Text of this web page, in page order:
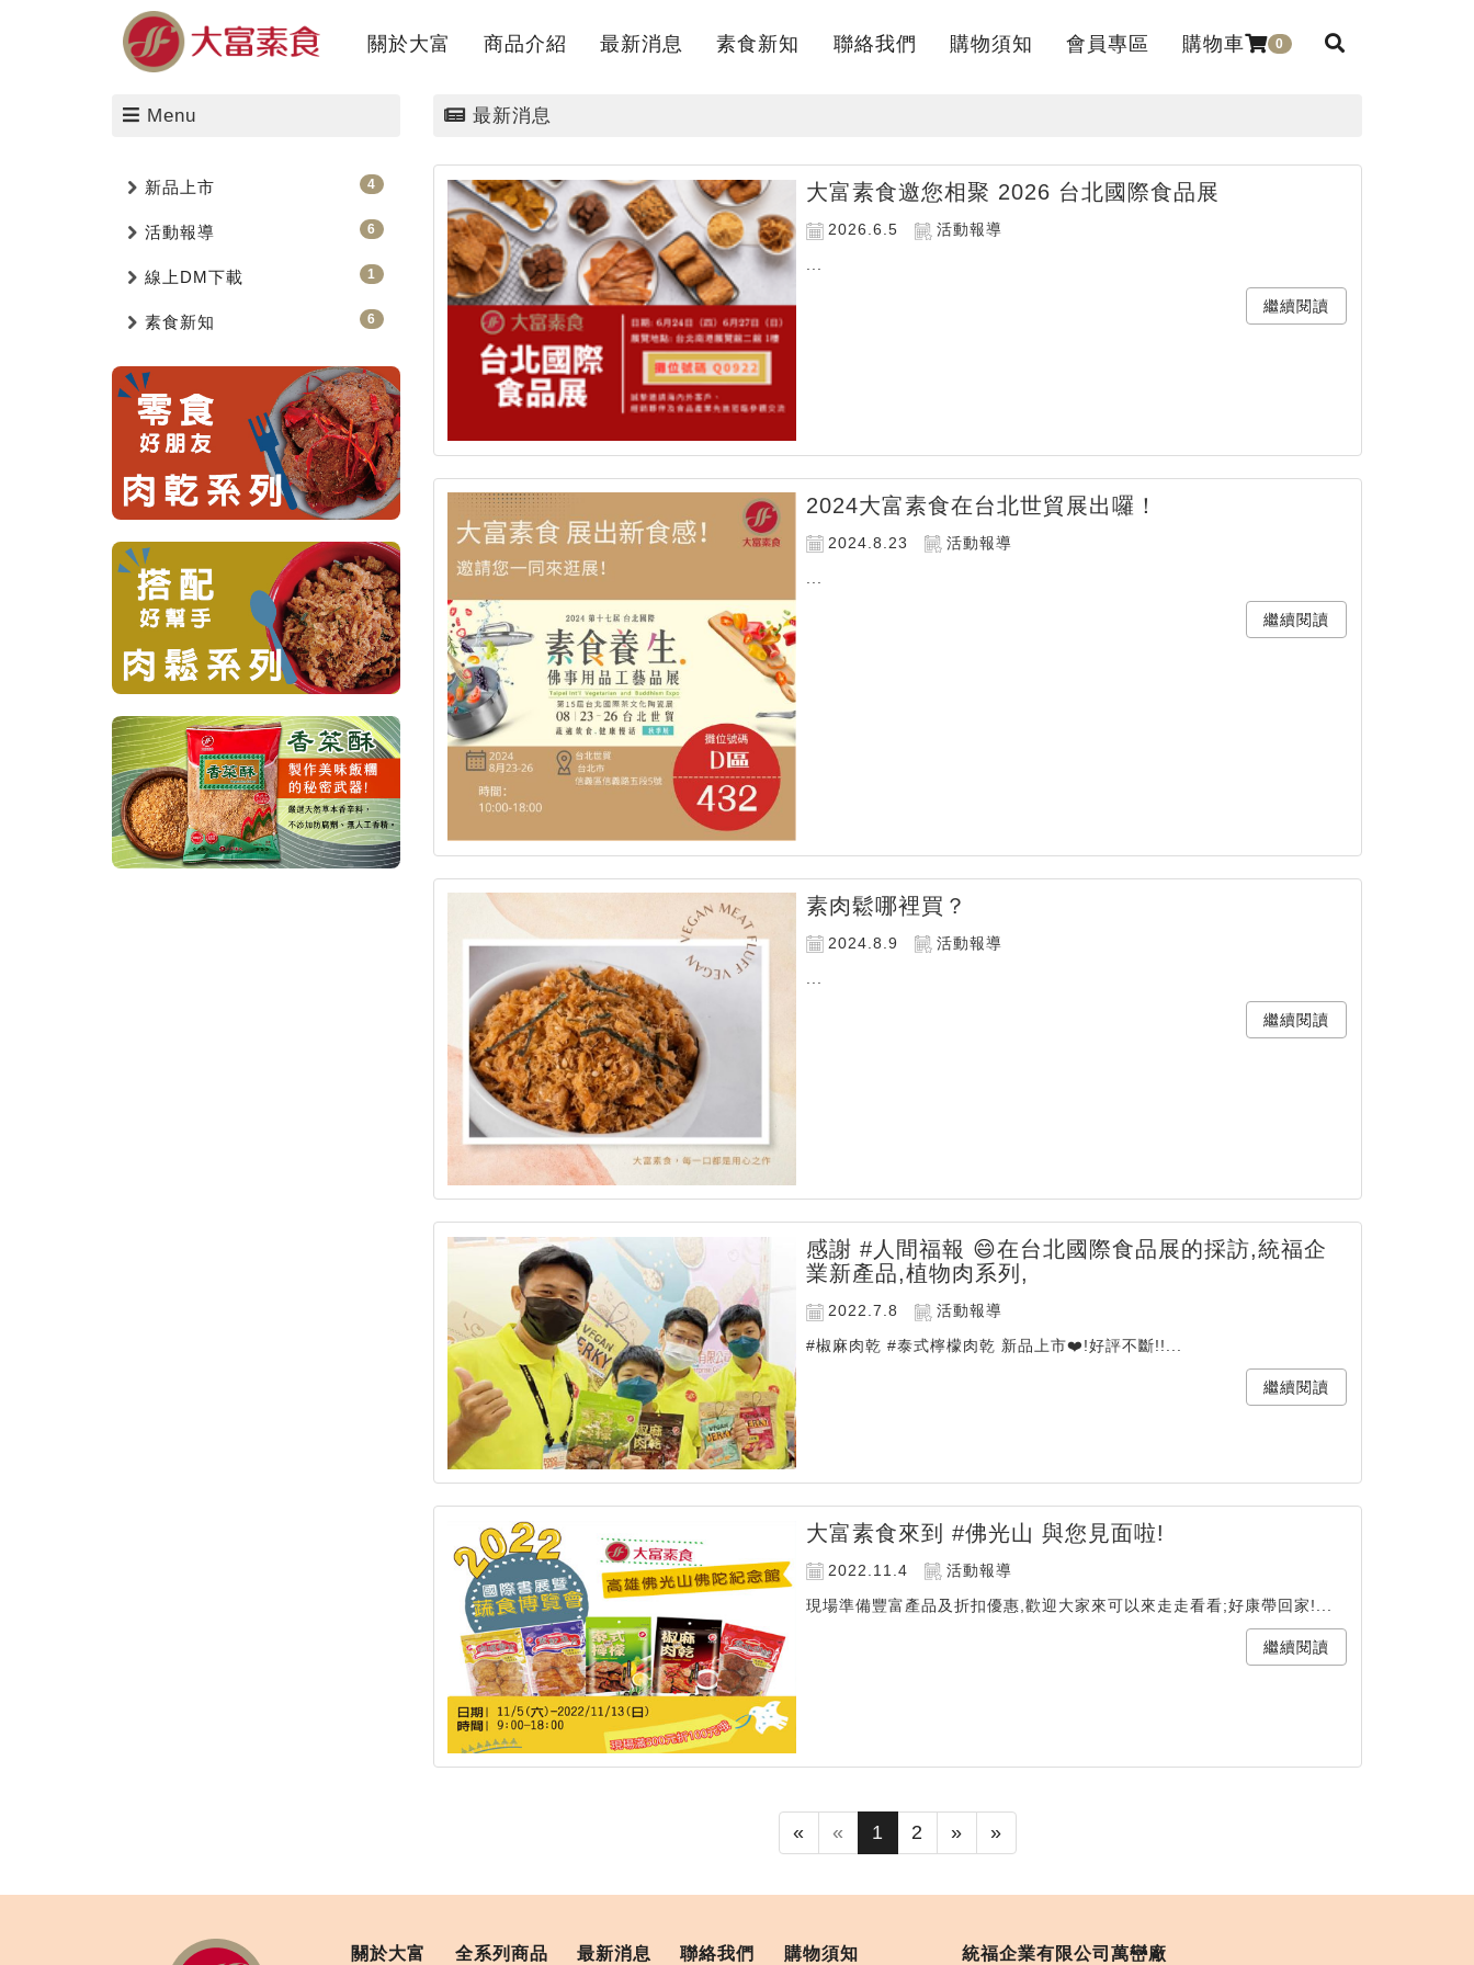
關於大富 商品介紹 最新消息 素食新知 聯絡我們 購物須知 會員專區 購物車 0
Menu
新品上市 4
活動報導 6
線上DM下載 1
素食新知 6
最新消息
大富素食邀您相聚 2026 台北國際食品展
2026.6.5
活動報導
...
繼續閱讀
2024大富素食在台北世貿展出囉！
2024.8.23
活動報導
繼續閱讀
素肉鬆哪裡買？
2024.8.9
活動報導
繼續閱讀
感謝 #人間福報 😄在台北國際食品展的採訪,統福企
業新產品,植物肉系列,
2022.7.8
活動報導
#椒麻肉乾 #泰式檸檬肉乾 新品上市❤️!好評不斷!!...
繼續閱讀
大富素食來到 #佛光山 與您見面啦!
2022.11.4
活動報導
現場準備豐富產品及折扣優惠,歡迎大家來可以來走走看看;好康帶回家!...
繼續閱讀
« « 1 2 » »
關於大富 全系列商品 最新消息 聯絡我們 購物須知 統福企業有限公司萬巒廠